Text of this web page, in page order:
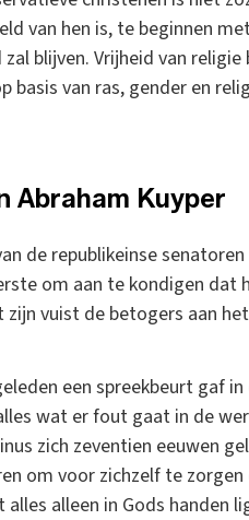
van hen is, te beginnen
blijven. Vrijheid van
basis van ras, gender en
Abraham Kuyper
de republikeinse
om aan te kondigen dat
zijn vuist de betogers aan
een spreekbeurt gaf
wat er fout gaat in de
zich zeventien eeuwen
om voor zichzelf te
alles alleen in Gods handen